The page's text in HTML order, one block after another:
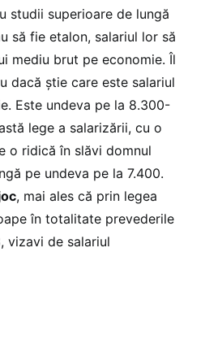
studii superioare de lungă
să fie etalon, salariul lor să
mediu brut pe economie. Îl
dacă știe care este salariul
Este undeva pe la 8.300-
lege a salarizării, cu o
o ridică în slăvi domnul
pe undeva pe la 7.400.
, mai ales că prin legea
în totalitate prevederile
vizavi de salariul